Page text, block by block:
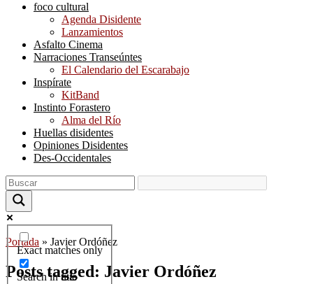
foco cultural
Agenda Disidente
Lanzamientos
Asfalto Cinema
Narraciones Transeúntes
El Calendario del Escarabajo
Inspírate
KitBand
Instinto Forastero
Alma del Río
Huellas disidentes
Opiniones Disidentes
Des-Occidentales
Exact matches only
Search in title
Portada » Javier Ordóñez
Posts tagged: Javier Ordóñez